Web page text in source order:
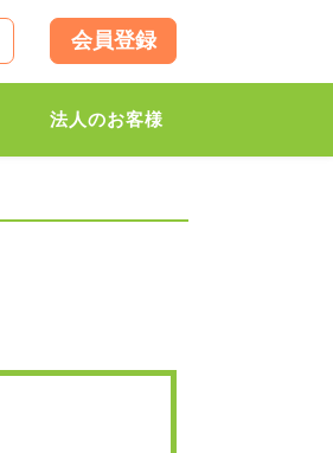
会員登録
法人のお客様